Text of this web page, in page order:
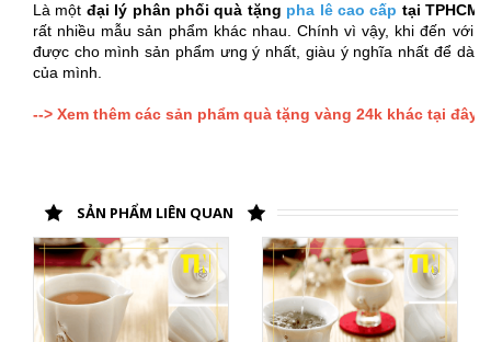
Là một đại lý phân phối quà tặng pha lê cao cấp tại TPHCM
rất nhiều mẫu sản phẩm khác nhau. Chính vì vậy, khi đến với
được cho mình sản phẩm ưng ý nhất, giàu ý nghĩa nhất để
của mình.
--> Xem thêm các sản phẩm quà tặng vàng 24k khác tại đây!
SẢN PHẨM LIÊN QUAN